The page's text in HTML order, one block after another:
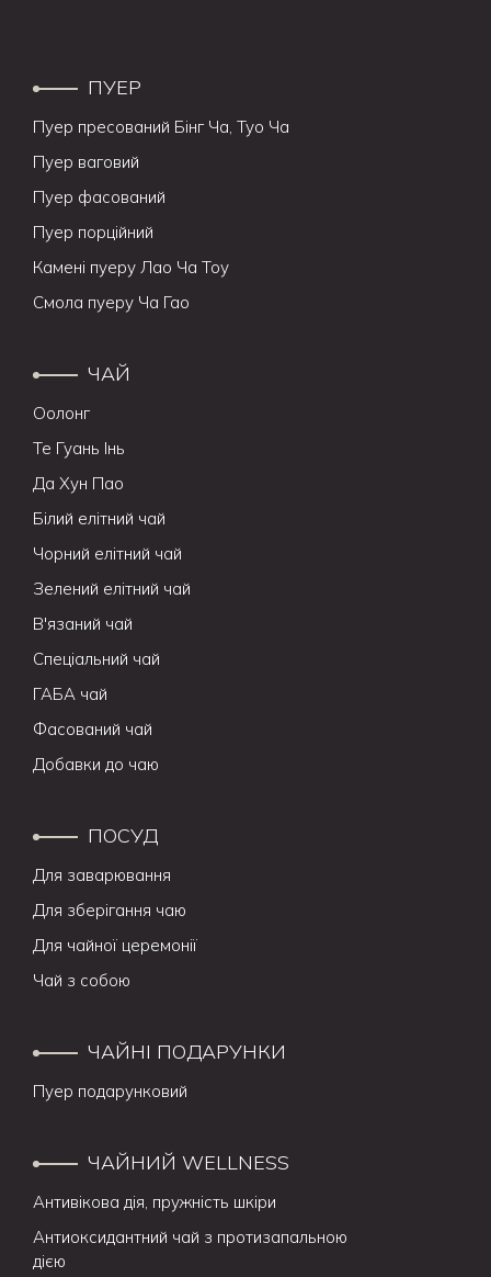
ПУЕР
Пуер пресований Бінг Ча, Туо Ча
Пуер ваговий
Пуер фасований
Пуер порційний
Камені пуеру Лао Ча Тоу
Смола пуеру Ча Гао
ЧАЙ
Оолонг
Те Гуань Інь
Да Хун Пао
Білий елітний чай
Чорний елітний чай
Зелений елітний чай
В'язаний чай
Спеціальний чай
ГАБА чай
Фасований чай
Добавки до чаю
ПОСУД
Для заварювання
Для зберігання чаю
Для чайної церемонії
Чай з собою
ЧАЙНІ ПОДАРУНКИ
Пуер подарунковий
ЧАЙНИЙ WELLNESS
Антивікова дія, пружність шкіри
Антиоксидантний чай з протизапальною
дією